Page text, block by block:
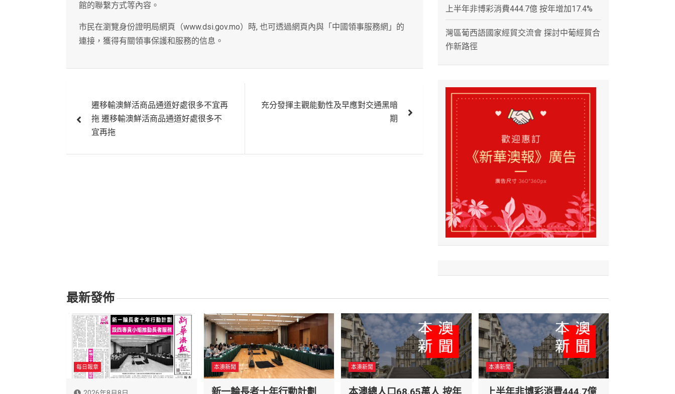
館的聯繫方式等內容。
市民在瀏覽身份證明局網頁（www.dsi.gov.mo）時, 也可透過網頁內與「中國領事服務網」的
連接，獲得有關領事保護和服務的信息。
章
覽
遷移輸澳鮮活商品通道好處很多不宜再
拖 遷移輸澳鮮活商品通道好處很多不
宜再拖
充分發揮主觀能動性及早應對交通黑暗
期
上半年非博彩消費444.7億 按年增加17.4%
灣區葡西語國家經貿交流會 探討中葡經貿合
作新路徑
最新發佈
每日報章 本澳新聞 本澳新聞 本澳新聞